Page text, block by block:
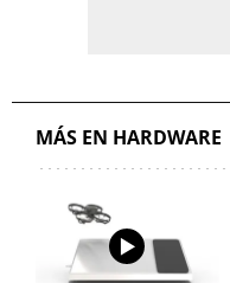
MÁS EN HARDWARE